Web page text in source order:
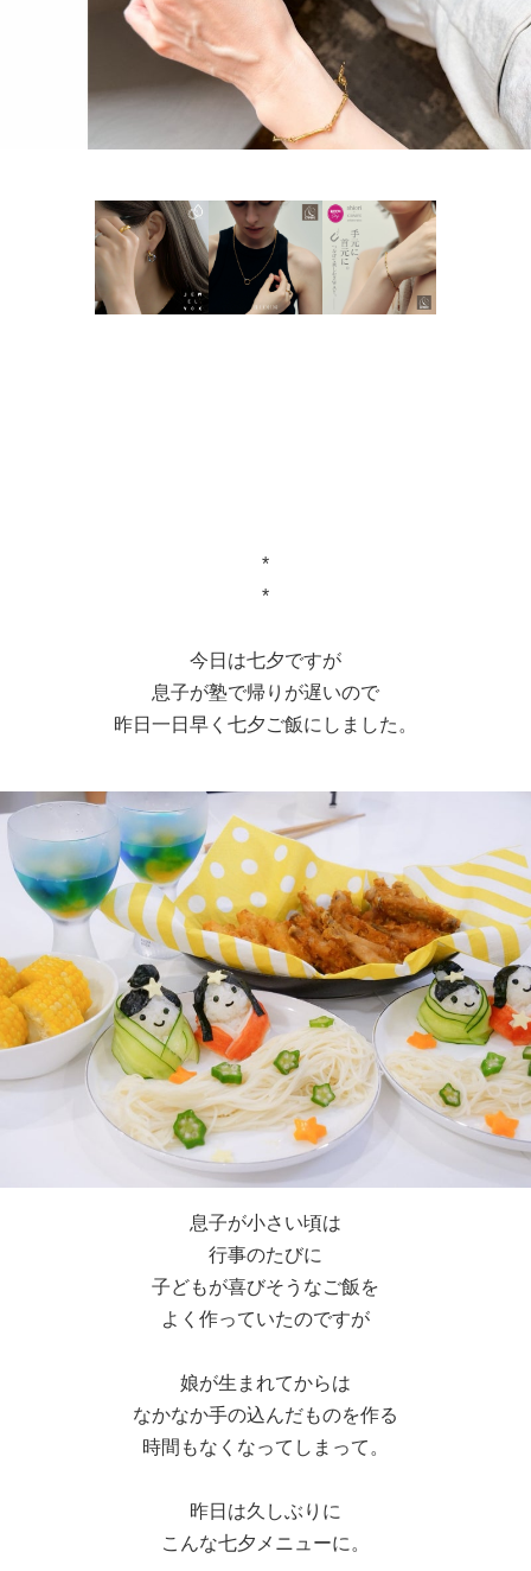
*
*
今日は七夕ですが
息子が塾で帰りが遅いので
昨日一日早く七夕ご飯にしました。
息子が小さい頃は
行事のたびに
子どもが喜びそうなご飯を
よく作っていたのですが
娘が生まれてからは
なかなか手の込んだものを作る
時間もなくなってしまって。
昨日は久しぶりに
こんな七夕メニューに。